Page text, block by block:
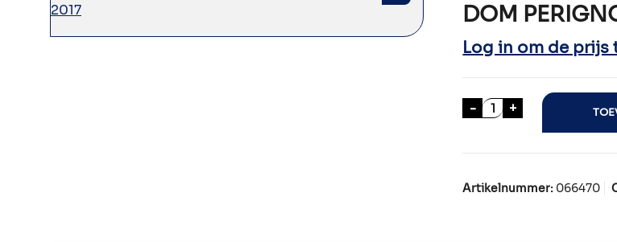
DOM
Log in om de prijs
- DOM PERIGNON
+
Artikelnummer: 066470